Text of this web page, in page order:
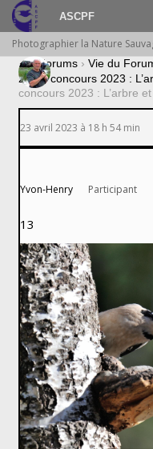
ASCPF
Photographier la Nature
› Forums › Vie du
2ème concours 2023 :
concours 2023 : L’arbre et
23 avril 2023 à 18 h 54 min
Yvon-Henry Participant
13